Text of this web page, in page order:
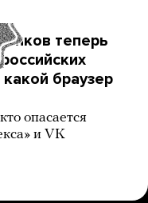
теперь
браузер
опасается
и VK